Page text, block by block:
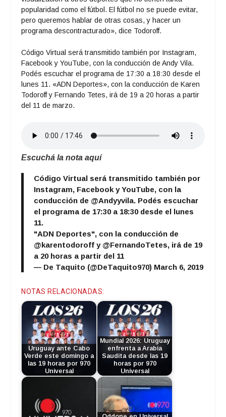
popularidad como el fútbol. El fútbol no se puede evitar,
pero queremos hablar de otras cosas, y hacer un
programa descontracturado», dice Todoroff.
Código Virtual será transmitido también por Instagram,
Facebook y YouTube, con la conducción de Andy Vila.
Podés escuchar el programa de 17:30 a 18:30 desde el
lunes 11. «ADN Deportes», con la conducción de Karen
Todoroff y Fernando Tetes, irá de 19 a 20 horas a partir
del 11 de marzo.
Escuchá la nota aquí
Código Virtual será transmitido también por
Instagram, Facebook y YouTube, con la
conducción de @Andyyvila. Podés escuchar
el programa de 17:30 a 18:30 desde el lunes
11.
"ADN Deportes", con la conducción de
@karentodoroff y @FernandoTetes, irá de 19
a 20 horas a partir del 11
— De Taquito (@DeTaquito970) March 6, 2019
NOTAS RELACIONADAS:
Uruguay ante Cabo
Verde este domingo a
las 19 horas por 970
Universal
Mundial 2026: Uruguay
enfrenta a Arabia
Saudita desde las 19
horas por 970
Universal